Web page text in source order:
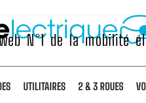
N°1 de la mobilité
UTILITAIRES 2 & 3 ROUES